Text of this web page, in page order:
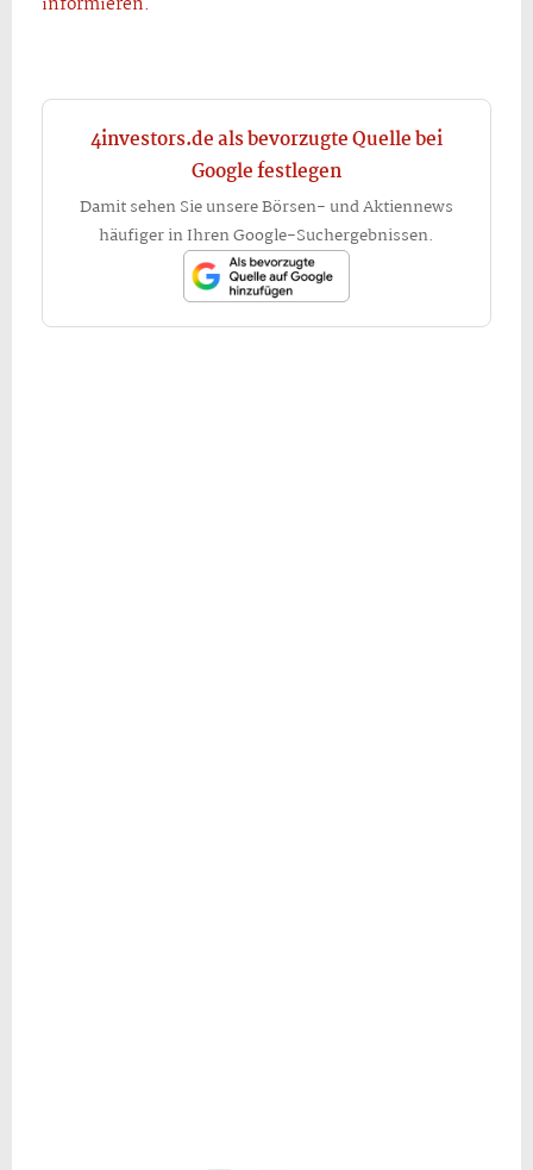
4investors.de als bevorzugte Quelle bei
Google festlegen
Damit sehen Sie unsere Börsen- und Aktiennews
häufiger in Ihren Google-Suchergebnissen.